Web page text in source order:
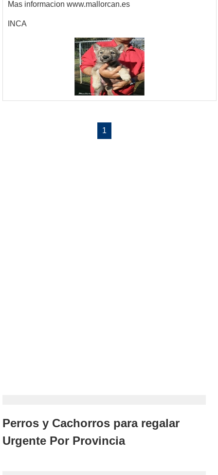
Mas informacion www.mallorcan.es
INCA
1
Perros y Cachorros para regalar
Urgente Por Provincia